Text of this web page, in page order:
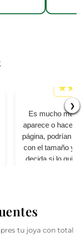
❯
Es mucho más
aparece o hacen
página, podrían
con el tamaño y
decida si lo
tu joya con total